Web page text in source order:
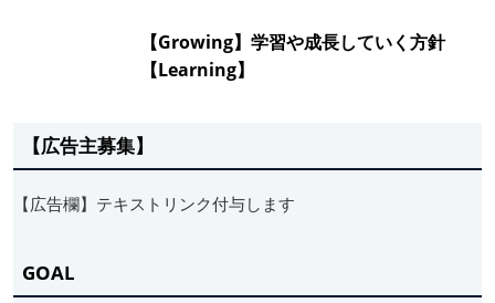
【Growing】学習や成長していく方針
【Learning】
【広告主募集】
【広告欄】テキストリンク付与します
GOAL